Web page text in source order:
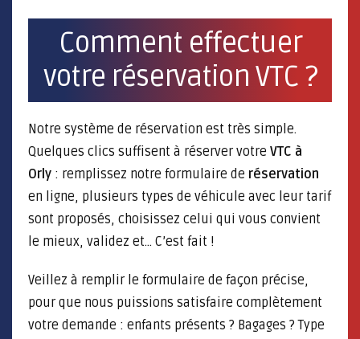
Comment effectuer
votre réservation VTC ?
Notre système de réservation est très simple.
Quelques clics suffisent à réserver votre VTC à
Orly : remplissez notre formulaire de réservation
en ligne, plusieurs types de véhicule avec leur tarif
sont proposés, choisissez celui qui vous convient
le mieux, validez et... C’est fait !
Veillez à remplir le formulaire de façon précise,
pour que nous puissions satisfaire complètement
votre demande : enfants présents ? Bagages ? Type